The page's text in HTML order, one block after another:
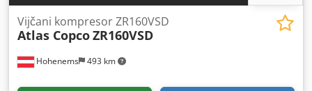
Hohenems 493 km
Vijčani kompresor ZR160VSD
Atlas CopcoZR160VSD